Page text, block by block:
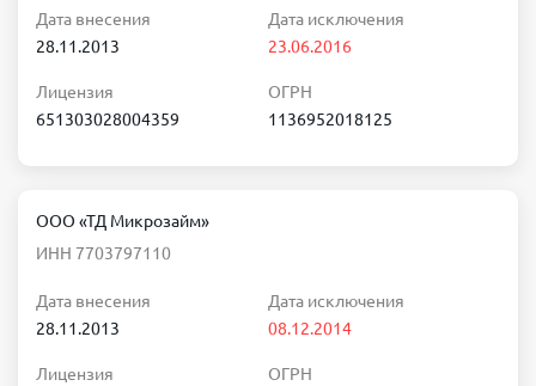
Дата внесения
28.11.2013
Дата исключения
23.06.2016
Лицензия
651303028004359
ОГРН
1136952018125
ООО «ТД Микрозайм»
ИНН 7703797110
Дата внесения
28.11.2013
Дата исключения
08.12.2014
Лицензия
ОГРН